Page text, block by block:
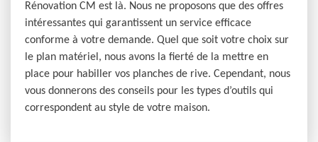
Rénovation CM est là. Nous ne proposons que des offres
intéressantes qui garantissent un service efficace
conforme à votre demande. Quel que soit votre choix sur
le plan matériel, nous avons la fierté de la mettre en
place pour habiller vos planches de rive. Cependant, nous
vous donnerons des conseils pour les types d’outils qui
correspondent au style de votre maison.